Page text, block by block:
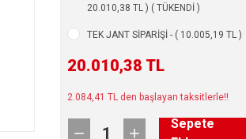
20.010,38 TL ) ( TÜKENDİ )
TEK JANT SİPARİŞİ - ( 10.005,19 TL )
20.010,38 TL
2.084,41 TL den başlayan taksitlerle!!
Sepete